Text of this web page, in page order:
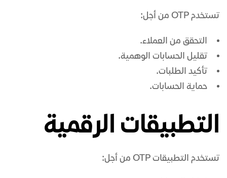
تستخدم OTP من أجل:
التحقق من العملاء.
تقليل الحسابات الوهمية.
تأكيد الطلبات.
حماية الحسابات.
التطبيقات الرقمية
تستخدم التطبيقات OTP من أجل: